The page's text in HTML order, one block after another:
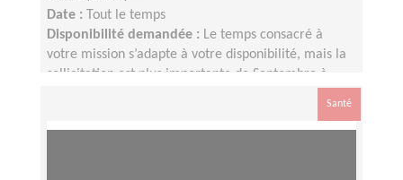
Date :
Tout le temps
Disponibilité demandée : Le temps consacré à
votre mission s’adapte à votre disponibilité, mais la
sollicitation est plus importante de Septembre à
Santé